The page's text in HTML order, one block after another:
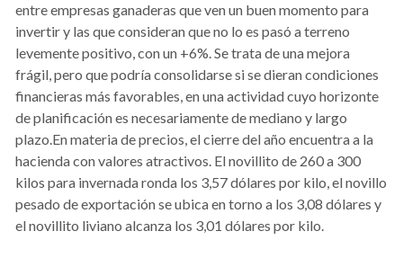
entre empresas ganaderas que ven un buen momento para
invertir y las que consideran que no lo es pasó a terreno
levemente positivo, con un +6%. Se trata de una mejora
frágil, pero que podría consolidarse si se dieran condiciones
financieras más favorables, en una actividad cuyo horizonte
de planificación es necesariamente de mediano y largo
plazo.En materia de precios, el cierre del año encuentra a la
hacienda con valores atractivos. El novillito de 260 a 300
kilos para invernada ronda los 3,57 dólares por kilo, el novillo
pesado de exportación se ubica en torno a los 3,08 dólares y
el novillito liviano alcanza los 3,01 dólares por kilo.